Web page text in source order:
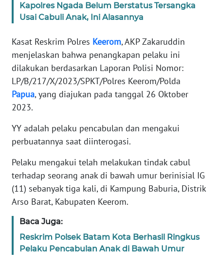
Kapolres Ngada Belum Berstatus Tersangka
Usai Cabuli Anak, Ini Alasannya
Kasat Reskrim Polres Keerom, AKP Zakaruddin
menjelaskan bahwa penangkapan pelaku ini
dilakukan berdasarkan Laporan Polisi Nomor:
LP/B/217/X/2023/SPKT/Polres Keerom/Polda
Papua, yang diajukan pada tanggal 26 Oktober
2023.
YY adalah pelaku pencabulan dan mengakui
perbuatannya saat diinterogasi.
Pelaku mengakui telah melakukan tindak cabul
terhadap seorang anak di bawah umur berinisial IG
(11) sebanyak tiga kali, di Kampung Baburia, Distrik
Arso Barat, Kabupaten Keerom.
Baca Juga:
Reskrim Polsek Batam Kota Berhasil Ringkus
Pelaku Pencabulan Anak di Bawah Umur
Regional
SUMUT
WN
JAKARTA
WN
JABAR
WN
WN
NTT
KEPRI
WN